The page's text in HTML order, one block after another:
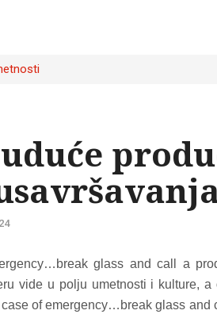
glass and call a
vide u polju umetnosti i kulture,
case of emergency…break glass and